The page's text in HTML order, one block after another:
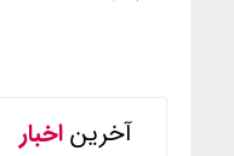
آخریناخبار